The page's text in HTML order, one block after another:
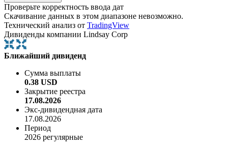
Проверьте корректность ввода дат
Скачивание данных в этом диапазоне невозможно.
Технический анализ от TradingView
Дивиденды компании Lindsay Corp
Ближайший дивиденд
Сумма выплаты
0.38 USD
Закрытие реестра
17.08.2026
Экс-дивидендная дата
17.08.2026
Период
2026 регулярные